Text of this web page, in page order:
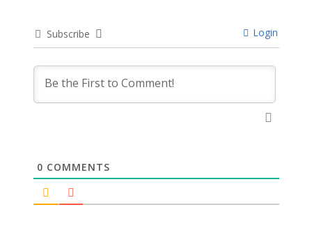
Subscribe Login
0 COMMENTS